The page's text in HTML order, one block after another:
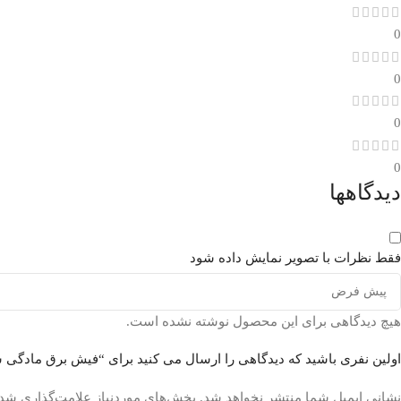
0
0
0
0
دیدگاهها
فقط نظرات با تصویر نمایش داده شود
هیچ دیدگاهی برای این محصول نوشته نشده است.
اولین نفری باشید که دیدگاهی را ارسال می کنید برای “فیش برق
نشانی ایمیل شما منتشر نخواهد شد. بخش‌های موردنیاز علامت‌گذاری